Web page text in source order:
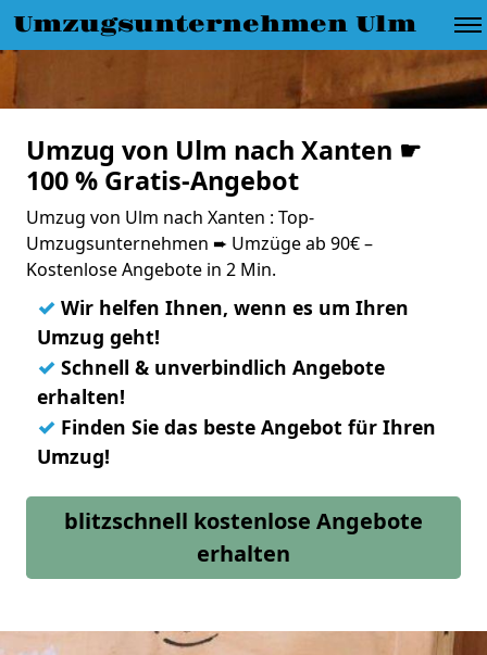
Umzugsunternehmen Ulm
Umzug von Ulm nach Xanten ☛
100 % Gratis-Angebot
Umzug von Ulm nach Xanten : Top-
Umzugsunternehmen ➨ Umzüge ab 90€ –
Kostenlose Angebote in 2 Min.
✓ Wir helfen Ihnen, wenn es um Ihren
Umzug geht!
✓ Schnell & unverbindlich Angebote
erhalten!
✓ Finden Sie das beste Angebot für Ihren
Umzug!
blitzschnell kostenlose Angebote
erhalten